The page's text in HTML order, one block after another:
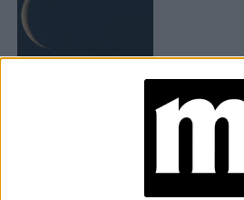
Accedé a los beneficios
Contenidos exclusivos